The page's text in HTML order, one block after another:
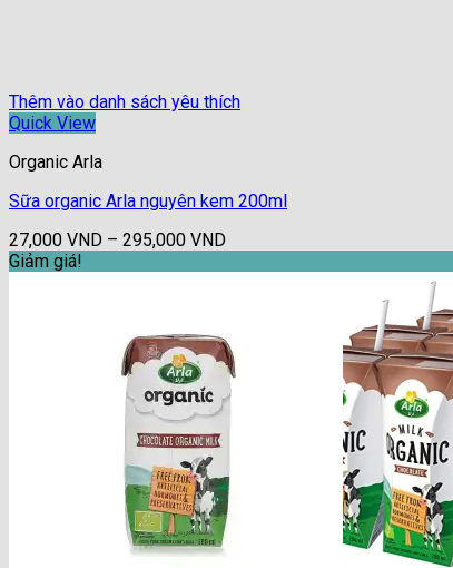
Thêm vào danh sách yêu thích
Quick View
Organic Arla
Sữa organic Arla nguyên kem 200ml
27,000 VND – 295,000 VNDKhoảng
295,000 VND
Giảm giá!